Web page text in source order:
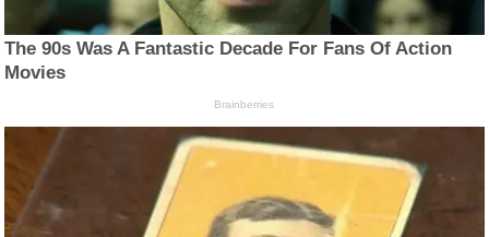
The 90s Was A Fantastic Decade For Fans Of Action
Movies
Brainberries